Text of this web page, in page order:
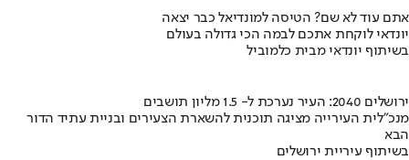
אתם עוד לא שם? הטיסה למונדיאל כבר יצאה
יונדאי לוקחת אתכם לבמה הכי גדולה בעולם
בשיתוף יונדאי מבית כלמוביל
ירושלים 2040: העיר נערכת ל- 1.5 מליון תושבים
מנכ"לית העירייה מציגה תוכנית להשארת הצעירים ובניית עתיד הדור
הבא
בשיתוף עיריית ירושלים